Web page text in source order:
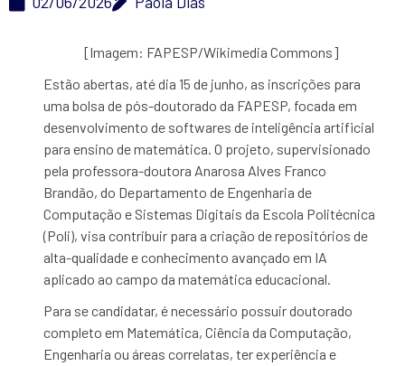
[Imagem: FAPESP/Wikimedia Commons]
Estão abertas, até dia 15 de junho, as inscrições para
uma bolsa de pós-doutorado da FAPESP, focada em
desenvolvimento de softwares de inteligência artificial
para ensino de matemática. O projeto, supervisionado
pela professora-doutora Anarosa Alves Franco
Brandão, do Departamento de Engenharia de
Computação e Sistemas Digitais da Escola Politécnica
(Poli), visa contribuir para a criação de repositórios de
alta-qualidade e conhecimento avançado em IA
aplicado ao campo da matemática educacional.
Para se candidatar, é necessário possuir doutorado
completo em Matemática, Ciência da Computação,
Engenharia ou áreas correlatas, ter experiência e